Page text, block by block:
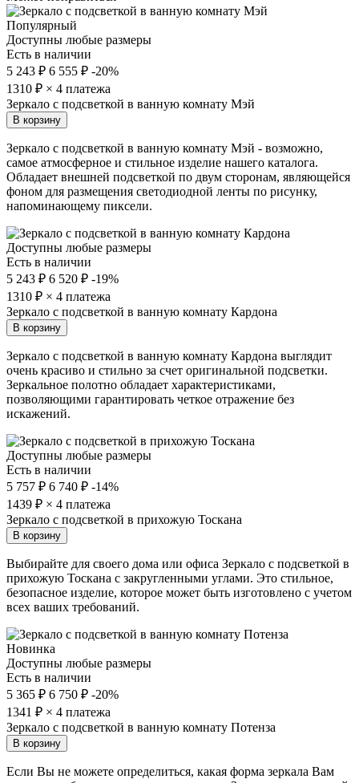
Популярный
Доступны любые размеры
Есть в наличии
5 243 ₽ 6 555 ₽ -20%
1310 ₽ × 4 платежа
Зеркало с подсветкой в ванную комнату Мэй
В корзину
Зеркало с подсветкой в ванную комнату Мэй - возможно,
самое атмосферное и стильное изделие нашего каталога.
Обладает внешней подсветкой по двум сторонам, являющейся
фоном для размещения светодиодной ленты по рисунку,
напоминающему пиксели.
Доступны любые размеры
Есть в наличии
5 243 ₽ 6 520 ₽ -19%
1310 ₽ × 4 платежа
Зеркало с подсветкой в ванную комнату Кардона
В корзину
Зеркало с подсветкой в ванную комнату Кардона выглядит
очень красиво и стильно за счет оригинальной подсветки.
Зеркальное полотно обладает характеристиками,
позволяющими гарантировать четкое отражение без
искажений.
Доступны любые размеры
Есть в наличии
5 757 ₽ 6 740 ₽ -14%
1439 ₽ × 4 платежа
Зеркало с подсветкой в прихожую Тоскана
В корзину
Выбирайте для своего дома или офиса Зеркало с подсветкой в
прихожую Тоскана с закругленными углами. Это стильное,
безопасное изделие, которое может быть изготовлено с учетом
всех ваших требований.
Новинка
Доступны любые размеры
Есть в наличии
5 365 ₽ 6 750 ₽ -20%
1341 ₽ × 4 платежа
Зеркало с подсветкой в ванную комнату Потенза
В корзину
Если Вы не можете определиться, какая форма зеркала Вам